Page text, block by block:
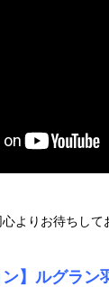
よりお待ちして
】ルグラン